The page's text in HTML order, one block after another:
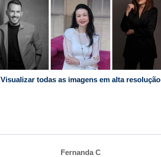
Visualizar todas as imagens em alta resolução
Fernanda C